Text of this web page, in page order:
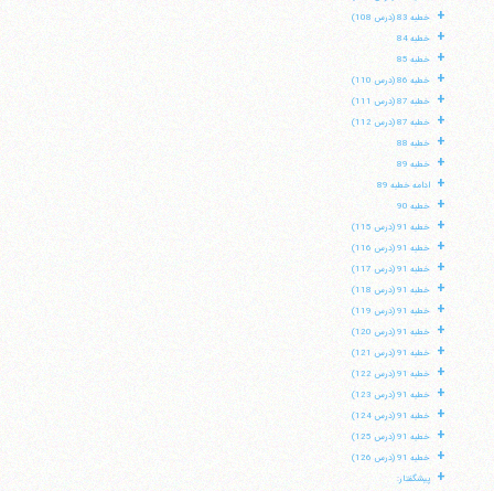
+ خطبه 83 (درس 108)
+ خطبه 84
+ خطبه 85
+ خطبه 86 (درس 110)
+ خطبه 87 (درس 111)
+ خطبه 87 (درس 112)
+ خطبه 88
+ خطبه 89
+ ادامه خطبه 89
+ خطبه 90
+ خطبه 91 (درس 115)
+ خطبه 91 (درس 116)
+ خطبه 91 (درس 117)
+ خطبه 91 (درس 118)
+ خطبه 91 (درس 119)
+ خطبه 91 (درس 120)
+ خطبه 91 (درس 121)
+ خطبه 91 (درس 122)
+ خطبه 91 (درس 123)
+ خطبه 91 (درس 124)
+ خطبه 91 (درس 125)
+ خطبه 91 (درس 126)
+ پیشگفتار: